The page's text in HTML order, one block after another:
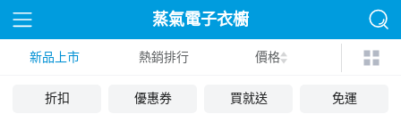
蒸氣電子衣櫥
新品上市 熱銷排行 價格
折扣 優惠券 買就送 免運